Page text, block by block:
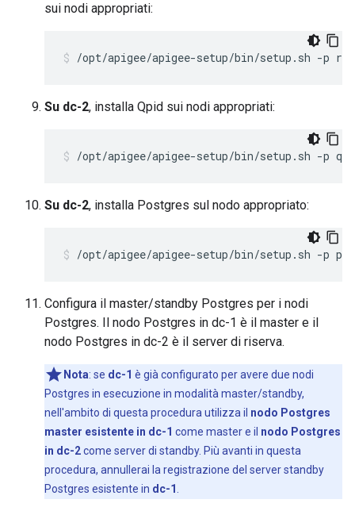
sui nodi appropriati:
/opt/apigee/apigee-setup/bin/setup.sh -p
Su dc-2, installa Qpid sui nodi appropriati:
/opt/apigee/apigee-setup/bin/setup.sh -p
Su dc-2, installa Postgres sul nodo appropriato:
/opt/apigee/apigee-setup/bin/setup.sh -p
Configura il master/standby Postgres per i nodi
Postgres. Il nodo Postgres in dc-1 è il master e il
nodo Postgres in dc-2 è il server di riserva.
Nota: se dc-1 è già configurato per avere due nodi
Postgres in esecuzione in modalità master/standby,
nell'ambito di questa procedura utilizza il nodo Postgres
master esistente in dc-1 come master e il nodo Postgres
in dc-2come server di standby. Più avanti in questa
procedura, annullerai la registrazione del server standby
Postgres esistente in dc-1